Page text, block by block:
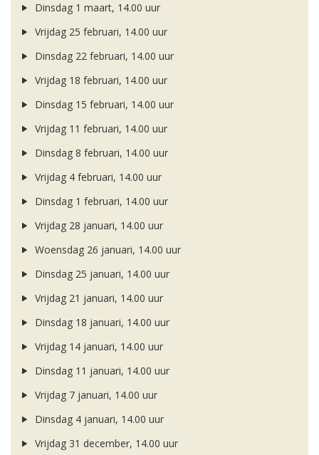
Dinsdag 1 maart, 14.00 uur
Vrijdag 25 februari, 14.00 uur
Dinsdag 22 februari, 14.00 uur
Vrijdag 18 februari, 14.00 uur
Dinsdag 15 februari, 14.00 uur
Vrijdag 11 februari, 14.00 uur
Dinsdag 8 februari, 14.00 uur
Vrijdag 4 februari, 14.00 uur
Dinsdag 1 februari, 14.00 uur
Vrijdag 28 januari, 14.00 uur
Woensdag 26 januari, 14.00 uur
Dinsdag 25 januari, 14.00 uur
Vrijdag 21 januari, 14.00 uur
Dinsdag 18 januari, 14.00 uur
Vrijdag 14 januari, 14.00 uur
Dinsdag 11 januari, 14.00 uur
Vrijdag 7 januari, 14.00 uur
Dinsdag 4 januari, 14.00 uur
Vrijdag 31 december, 14.00 uur